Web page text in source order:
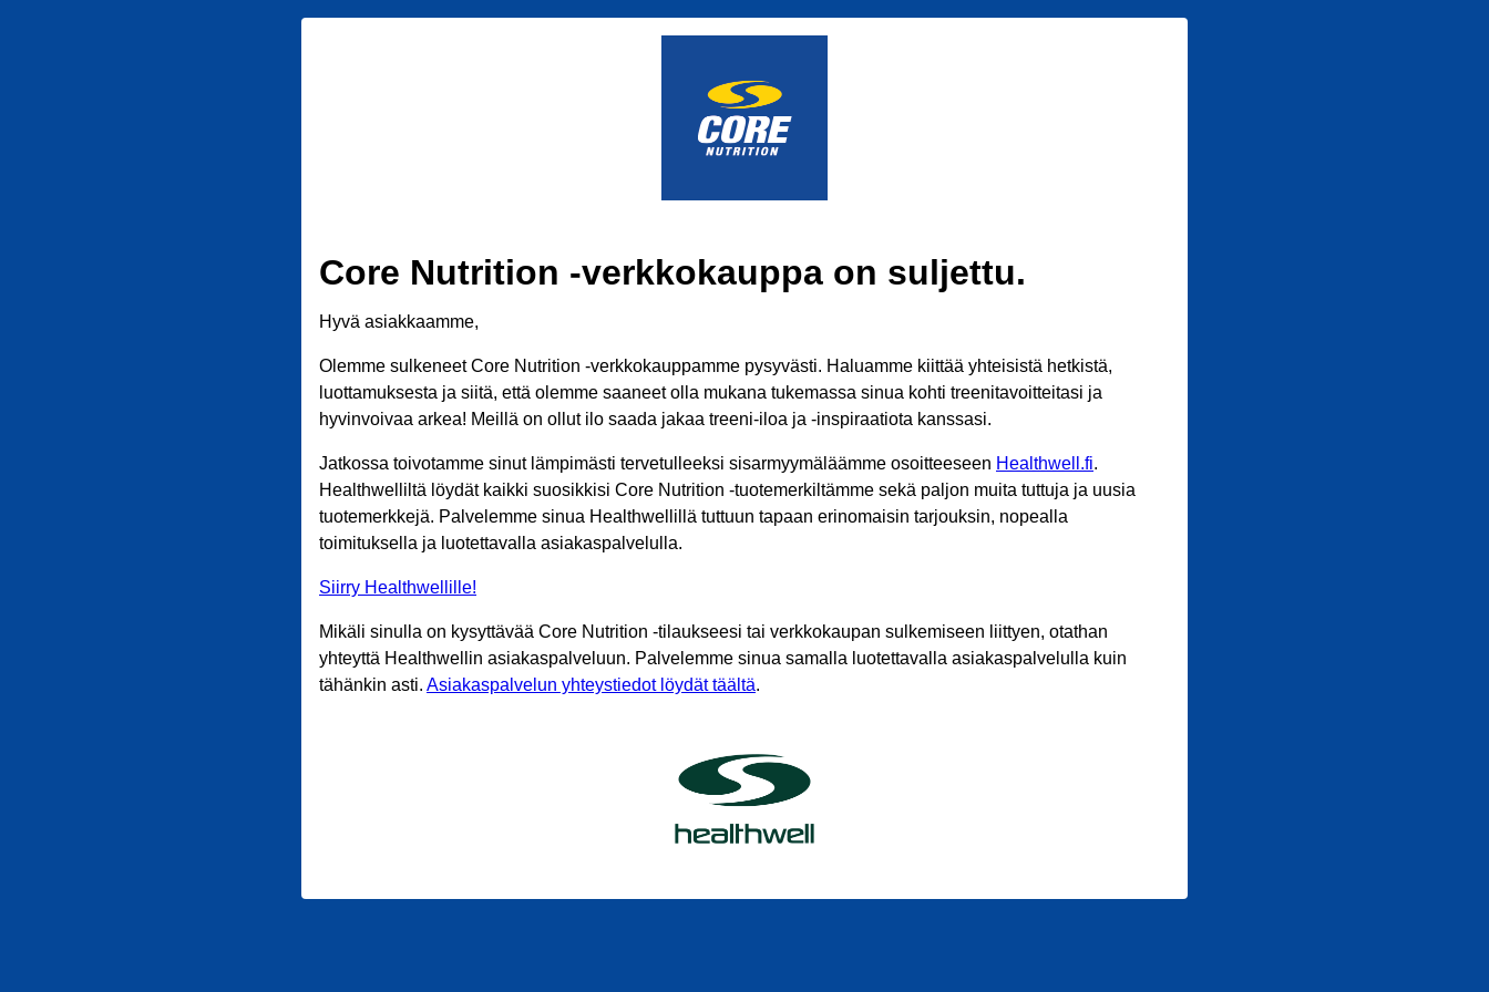
Core Nutrition -verkkokauppa on suljettu.
Hyvä asiakkaamme,
Olemme sulkeneet Core Nutrition -verkkokauppamme pysyvästi. Haluamme kiittää yhteisistä hetkistä,
luottamuksesta ja siitä, että olemme saaneet olla mukana tukemassa sinua kohti treenitavoitteitasi ja
hyvinvoivaa arkea! Meillä on ollut ilo saada jakaa treeni-iloa ja -inspiraatiota kanssasi.
Jatkossa toivotamme sinut lämpimästi tervetulleeksi sisarmyymäläämme osoitteeseen Healthwell.fi.
Healthwelliltä löydät kaikki suosikkisi Core Nutrition -tuotemerkiltämme sekä paljon muita tuttuja ja uusia
tuotemerkkejä. Palvelemme sinua Healthwellillä tuttuun tapaan erinomaisin tarjouksin, nopealla
toimituksella ja luotettavalla asiakaspalvelulla.
Siirry Healthwellille!
Mikäli sinulla on kysyttävää Core Nutrition -tilaukseesi tai verkkokaupan sulkemiseen liittyen, otathan
yhteyttä Healthwellin asiakaspalveluun. Palvelemme sinua samalla luotettavalla asiakaspalvelulla kuin
tähänkin asti. Asiakaspalvelun yhteystiedot löydät täältä.